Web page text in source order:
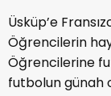
Üsküp’e
Öğrencilerin
Öğrencilerine
futbolun günah